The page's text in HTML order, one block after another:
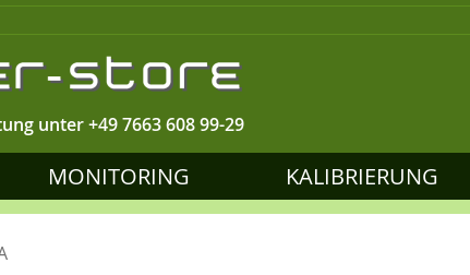
unter+49 7663 608 99-29
MONITORING KALIBRIERUNG